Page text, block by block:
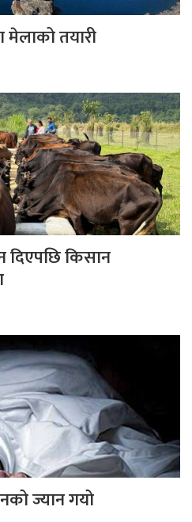
मेलाको तयारी
दिएपछि किसान
ज्यान गयो